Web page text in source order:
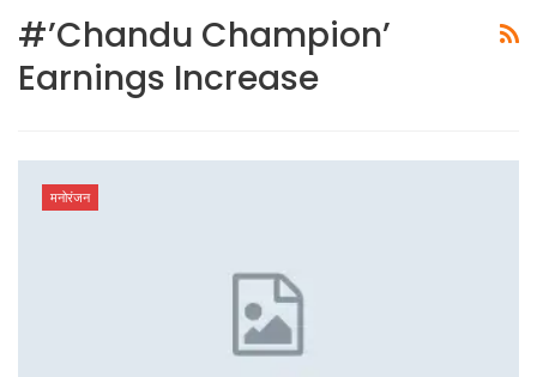
#’Chandu Champion’
Earnings Increase
मनोरंजन